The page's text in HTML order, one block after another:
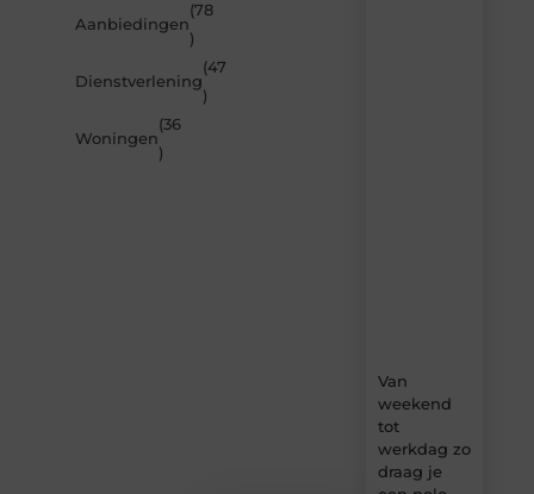
Aanbiedingen
(78
)
Dienstverlening
(47
)
Woningen
(36
)
Van
weekend
tot
werkdag zo
draag je